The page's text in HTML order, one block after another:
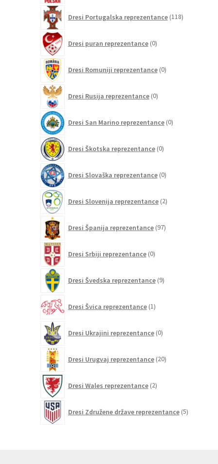
Dresi Portugalska reprezentance 118izdelkov
Dresi puran reprezentance 0izdelkov
Dresi Romuniji reprezentance 0izdelkov
Dresi Rusija reprezentance 0izdelkov
Dresi San Marino reprezentance 0izdelkov
Dresi Škotska reprezentance 0izdelkov
Dresi Slovaška reprezentance 0izdelkov
Dresi Slovenija reprezentance 2izdelka
Dresi Španija reprezentance 97izdelkov
Dresi Srbiji reprezentance 0izdelkov
Dresi Švedska reprezentance 9izdelkov
Dresi Švica reprezentance 1izdelek
Dresi Ukrajini reprezentance 0izdelkov
Dresi Urugvaj reprezentance 20izdelkov
Dresi Wales reprezentance 2izdelka
Dresi Združene države reprezentance 5izdelkov